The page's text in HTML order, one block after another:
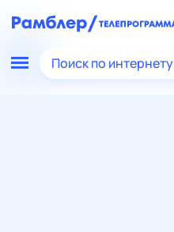
Поиск по интернету